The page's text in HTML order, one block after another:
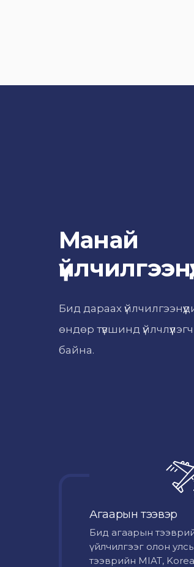
Манай
Бид дараах
өндөр түвшинд үйлчлүүлэгч
байна.
Агаарын тээвэр
Бид агаарын
үйлчилгээг олон
тээврийн MIAT,